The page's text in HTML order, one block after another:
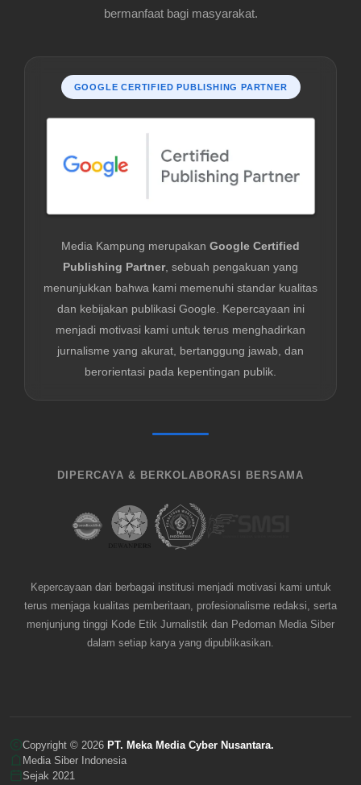
bermanfaat bagi masyarakat.
GOOGLE CERTIFIED PUBLISHING PARTNER
Media Kampung merupakan Google Certified
Publishing Partner, sebuah pengakuan yang
menunjukkan bahwa kami memenuhi standar kualitas
dan kebijakan publikasi Google. Kepercayaan ini
menjadi motivasi kami untuk terus menghadirkan
jurnalisme yang akurat, bertanggung jawab, dan
berorientasi pada kepentingan publik.
DIPERCAYA & BERKOLABORASI BERSAMA
Kepercayaan dari berbagai institusi menjadi motivasi kami untuk
terus menjaga kualitas pemberitaan, profesionalisme redaksi, serta
menjunjung tinggi Kode Etik Jurnalistik dan Pedoman Media Siber
dalam setiap karya yang dipublikasikan.
Copyright © 2026 PT. Meka Media Cyber Nusantara.
Media Siber Indonesia
Sejak 2021